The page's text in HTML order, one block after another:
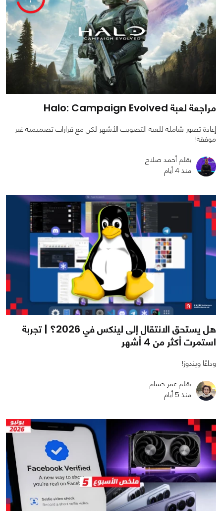
1047
0
0
مراجعة لعبة Halo: Campaign Evolved
إعادة تصور شاملة للعبة التصويب الأشهر لكن مع قرارات تصميمية غير
موفقة!
بقلم أحمد صلاح
منذ 4 أيام
1446
0
هل يستحق الانتقال إلى لينكس في 2026؟ | تجربة
استمرت أكثر من 4 أشهر
وداعًا ويندوز!
بقلم عمر حسام
منذ 5 أيام